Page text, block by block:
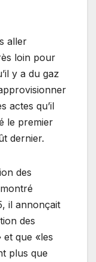
aller
loin pour
y a du gaz
actes qu’il
le premier
dernier.
des
il annonçait
des
que «les
plus que